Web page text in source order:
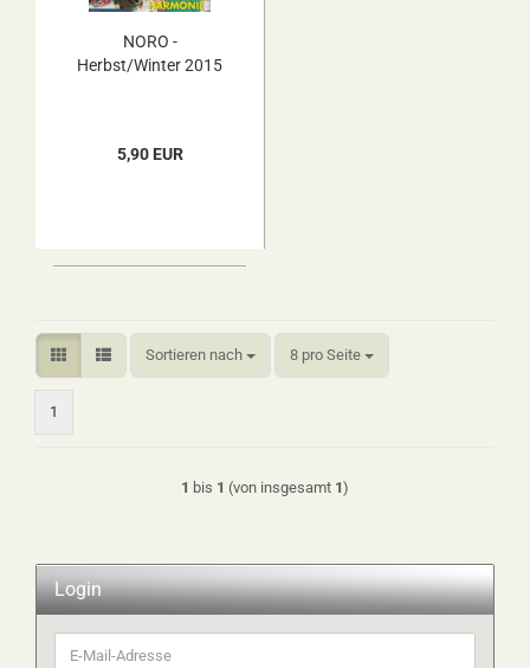
NORO -
Herbst/Winter 2015
5,90 EUR
Sortieren nach
Sortieren nach 8 pro Seite
pro Seite
1
1 bis 1 (von insgesamt 1)
Login
E-